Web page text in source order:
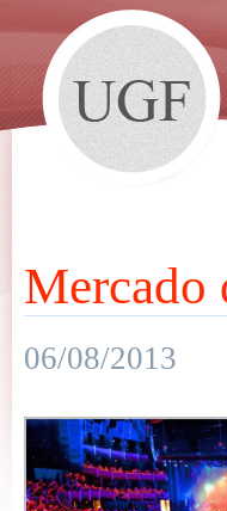
Mercado
06/08/2013